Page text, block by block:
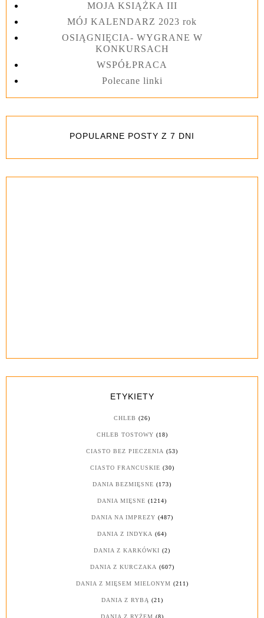
MOJA KSIĄŻKA III
MÓJ KALENDARZ 2023 rok
OSIĄGNIĘCIA- WYGRANE W
KONKURSACH
WSPÓŁPRACA
Polecane linki
POPULARNE POSTY Z 7 DNI
ETYKIETY
CHLEB (26)
CHLEB TOSTOWY (18)
CIASTO BEZ PIECZENIA (53)
CIASTO FRANCUSKIE (30)
DANIA BEZMIĘSNE (173)
DANIA MIĘSNE (1214)
DANIA NA IMPREZY (487)
DANIA Z INDYKA (64)
DANIA Z KARKÓWKI (2)
DANIA Z KURCZAKA (607)
DANIA Z MIĘSEM MIELONYM (211)
DANIA Z RYBĄ (21)
DANIA Z RYŻEM (8)